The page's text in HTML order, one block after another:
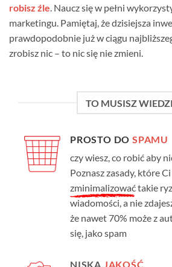
robisz źle. Naucz się w pełni
marketingu. Pamiętaj, że dzisiejsza
prawdopodobnie już w ciągu
zrobisz nic – to nic się nie zmieni.
TO MUSISZ
PROSTO DOSPAMU
czy wiesz, co robić aby
Poznasz zasady, które
zminimalizowaćtakie
wiadomości, a nie
że nawet 70% może z
się, jako spam
NISKA JAKOŚĆ